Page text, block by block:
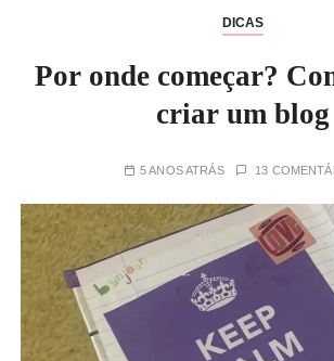
DICAS
Por onde começar?
criar um blog
5 ANOS ATRÁS 13